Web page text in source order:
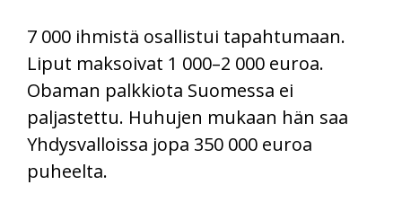
7 000 ihmistä osallistui tapahtumaan.
Liput maksoivat 1 000–2 000 euroa.
Obaman palkkiota Suomessa ei
paljastettu. Huhujen mukaan hän saa
Yhdysvalloissa jopa 350 000 euroa
puheelta.